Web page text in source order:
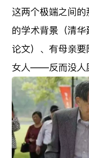
这两个极端之间
的学术背景（清
论文）、有母亲
女人——反而没人